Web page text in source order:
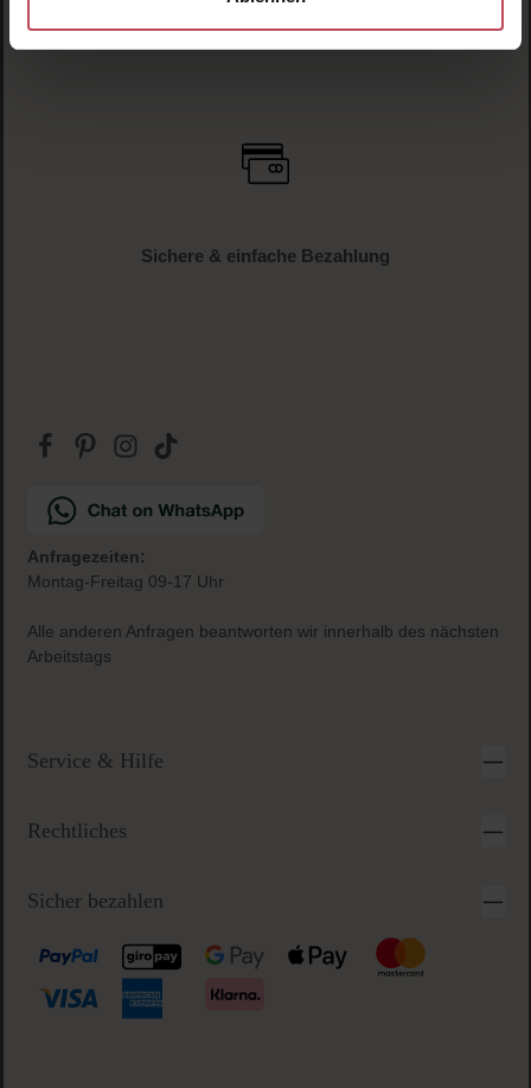
Sichere & einfache Bezahlung
Anfragezeiten:
Montag-Freitag 09-17 Uhr
Alle anderen Anfragen beantworten wir innerhalb des nächsten
Arbeitstags
Service & Hilfe
Rechtliches
Sicher bezahlen